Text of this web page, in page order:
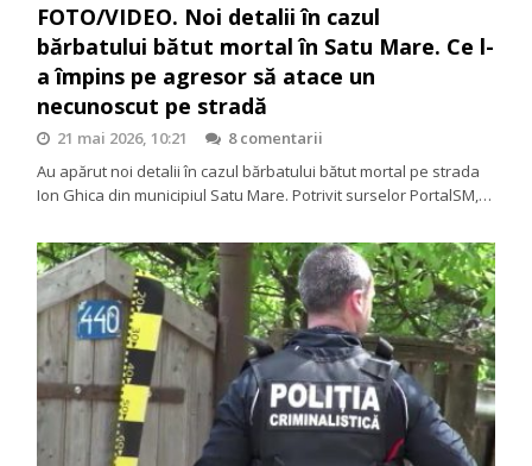
FOTO/VIDEO. Noi detalii în cazul
bărbatului bătut mortal în Satu Mare. Ce l-
a împins pe agresor să atace un
necunoscut pe stradă
21 mai 2026, 10:21
8 comentarii
Au apărut noi detalii în cazul bărbatului bătut mortal pe strada
Ion Ghica din municipiul Satu Mare. Potrivit surselor PortalSM,…